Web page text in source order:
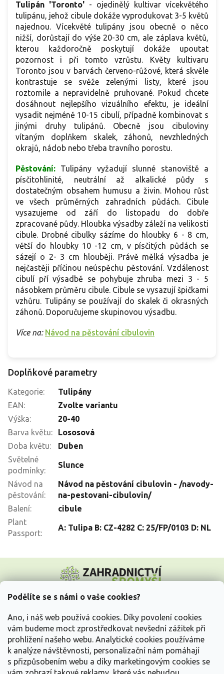
Podělíte se s námi o vaše cookies?
Ano, i náš web používá cookies. Díky povolení cookies
vám budeme moct zprostředkovat nevšední zážitek při
prohlížení našeho webu. Analytické cookies používáme
k analýze návštěvnosti, personalizační nám pomáhají
s přizpůsobením webu a díky marketingovým cookies se
Tulipán 'Toronto' - ojedinělý kultivar vícekvětého
tulipánu, jehož cibule dokáže vyprodukovat 3-5 květů
najednou. Vícekvěté tulipány jsou obecně o něco
nižší, dorůstají do výše 20-30 cm, ale záplava květů,
kterou každoročně poskytují dokáže upoutat
pozornost i při tomto vzrůstu. Květy kultivaru
Toronto jsou v barvách červeno-růžové, která skvěle
kontrastuje se svěže zelenými listy, které jsou
roztomile a nepravidelně pruhované. Pokud chcete
dosáhnout nejlepšího vizuálního efektu, je ideální
vysadit nejméně 10-15 cibulí, případně kombinovat s
jinými druhy tulipánů. Obecně jsou cibuloviny
vítaným doplňkem skalek, záhonů, nevzhledných
okrajů, nádob nebo třeba travního porostu.
Pěstování: Tulipány vyžadují slunné stanoviště a
písčitohlinité, neutrální až alkalické půdy s
dostatečným obsahem humusu a živin. Mohou růst
ve všech průměrných zahradních půdách. Cibule
vysazujeme od září do listopadu do dobře
zpracované půdy. Hloubka výsadby záleží na velikosti
cibule. Drobné cibulky sázíme do hloubky 6 - 8 cm,
větší do hloubky 10 -12 cm, v písčitých půdách se
sázejí o 2- 3 cm hlouběji. Právě mělká výsadba je
nejčastěji příčinou neúspěchu pěstování. Vzdálenost
cibulí pří výsadbě se pohybuje zhruba mezi 3 - 5
násobkem průměru cibule. Cibule se vysazují špičkami
vzhůru. Tulipány se používají do skalek či okrasných
záhonů. Doporučujeme skupinovou výsadbu.
Více na: Návod na pěstování cibulovin
Doplňkové parametry
Kategorie:
Tulipány
EAN:
Zvolte variantu
Výška:
20-40
Barva květu:
Lososová
Doba květu:
Duben
Světelné
podmínky:
Slunce
Návod na
pěstování:
Návod na pěstování cibulovin - /navody-
na-pestovani-cibulovin/
Balení:
cibule
Plant
Passport:
A: Tulipa B: CZ-4282 C: 25/FP/0103 D: NL
p
Vše o nákupu
Informace pro Vás
Kontakujte nás